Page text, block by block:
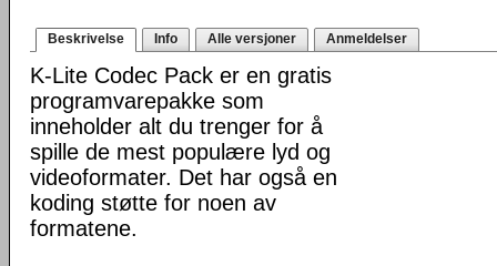
Beskrivelse Info Alle versjoner Anmeldelser
K-Lite Codec Pack er en gratis
programvarepakke som
inneholder alt du trenger for å
spille de mest populære lyd og
videoformater. Det har også en
koding støtte for noen av
formatene.